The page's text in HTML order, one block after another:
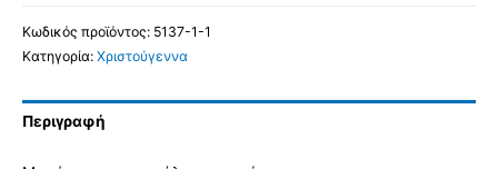
Κωδικός προϊόντος: 5137-1-1
Κατηγορία: Χριστούγεννα
Περιγραφή